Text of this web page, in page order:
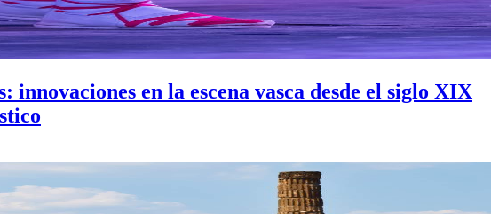
en la escena vasca desde el siglo XIX